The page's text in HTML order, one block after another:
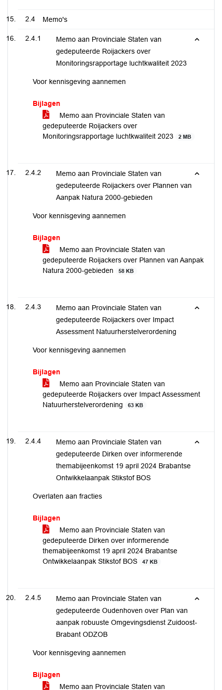
2.4 Memo's
2.4.1
Memo aan Provinciale Staten van
gedeputeerde Roijackers over
Monitoringsrapportage luchtkwaliteit 2023
Voor kennisgeving aannemen
Bijlagen
Memo aan Provinciale Staten van
gedeputeerde Roijackers over
Monitoringsrapportage luchtkwaliteit 2023
2 MB
2.4.2
Memo aan Provinciale Staten van
gedeputeerde Roijackers over Plannen van
Aanpak Natura 2000-gebieden
Voor kennisgeving aannemen
Bijlagen
Memo aan Provinciale Staten van
gedeputeerde Roijackers over Plannen van Aanpak
Natura 2000-gebieden
58 KB
2.4.3
Memo aan Provinciale Staten van
gedeputeerde Roijackers over Impact
Assessment Natuurherstelverordening
Voor kennisgeving aannemen
Bijlagen
Memo aan Provinciale Staten van
gedeputeerde Roijackers over Impact Assessment
Natuurherstelverordening
63 KB
2.4.4
Memo aan Provinciale Staten van
gedeputeerde Dirken over informerende
themabijeenkomst 19 april 2024 Brabantse
Ontwikkelaanpak Stikstof BOS
Overlaten aan fracties
Bijlagen
Memo aan Provinciale Staten van
gedeputeerde Dirken over informerende
themabijeenkomst 19 april 2024 Brabantse
Ontwikkelaanpak Stikstof BOS
47 KB
2.4.5
Memo aan Provinciale Staten van
gedeputeerde Oudenhoven over Plan van
aanpak robuuste Omgevingsdienst Zuidoost-
Brabant ODZOB
Voor kennisgeving aannemen
Bijlagen
Memo aan Provinciale Staten van